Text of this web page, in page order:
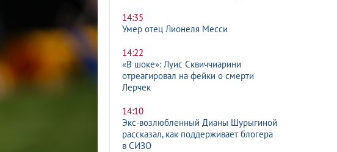
14:35
Умер отец Лионеля Месси
14:22
«В шоке»: Луис Сквиччиарини
отреагировал на фейки о смерти
Лерчек
14:10
Экс-возлюбленный Дианы Шурыгиной
рассказал, как поддерживает блогера
в СИЗО